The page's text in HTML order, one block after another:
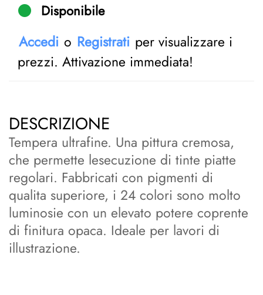
Disponibile
Accedi o Registrati per visualizzare i
prezzi. Attivazione immediata!
DESCRIZIONE
Tempera ultrafine. Una pittura cremosa,
che permette lesecuzione di tinte piatte
regolari. Fabbricati con pigmenti di
qualita superiore, i 24 colori sono molto
luminosie con un elevato potere coprente
di finitura opaca. Ideale per lavori di
illustrazione.